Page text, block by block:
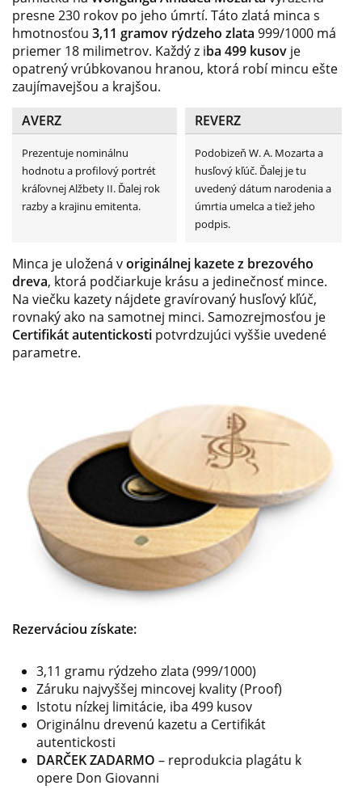
presne 230 rokov po jeho úmrtí. Táto zlatá minca s
hmotnosťou 3,11 gramov rýdzeho zlata 999/1000 má
priemer 18 milimetrov. Každý z iba 499 kusov je
opatrený vrúbkovanou hranou, ktorá robí mincu ešte
zaujímavejšou a krajšou.
AVERZ
REVERZ
Prezentuje nominálnu
hodnotu a profilový portrét
kráľovnej Alžbety II. Ďalej rok
razby a krajinu emitenta.
Podobizeň W. A. Mozarta a
husľový kľúč. Ďalej je tu
uvedený dátum narodenia a
úmrtia umelca a tiež jeho
podpis.
Minca je uložená voriginálnej kazete z brezového
dreva, ktorá podčiarkuje krásu a jedinečnosť mince.
Na viečku kazety nájdete gravírovaný husľový kľúč,
rovnaký ako na samotnej minci. Samozrejmosťou je
Certifikát autentickosti potvrdzujúci vyššie uvedené
parametre.
Rezerváciou získate:
3,11 gramu rýdzeho zlata (999/1000)
Záruku najvyššej mincovej kvality (Proof)
Istotu nízkej limitácie, iba 499 kusov
Originálnu drevenú kazetu a Certifikát
autentickosti
DARČEK ZADARMO – reprodukcia plagátu k
opere Don Giovanni